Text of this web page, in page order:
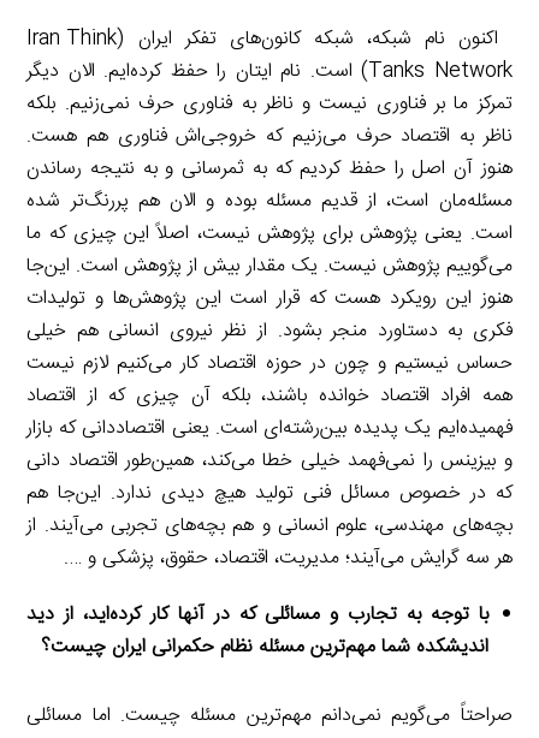
اکنون نام شبکه، شبکه کانون‌های تفکر ایران (Iran Think
Tanks Network) است. نام ایتان را حفظ کرده‌ایم. الان دیگر
تمرکز ما بر فناوری نیست و ناظر به فناوری حرف نمی‌زنیم. بلکه
ناظر به اقتصاد حرف می‌زنیم که خروجی‌اش فناوری هم هست.
هنوز آن اصل را حفظ کردیم که به ثمرسانی و به نتیجه رساندن
مسئله‌مان است، از قدیم مسئله بوده و الان هم پررنگ‌تر شده
است. یعنی پژوهش برای پژوهش نیست، اصلاً این چیزی که ما
می‌گوییم پژوهش نیست. یک مقدار بیش از پژوهش است. این‌جا
هنوز این رویکرد هست که قرار است این پژوهش‌ها و تولیدات
فکری به دستاورد منجر بشود. از نظر نیروی انسانی هم خیلی
حساس نیستیم و چون در حوزه اقتصاد کار می‌کنیم لازم نیست
همه افراد اقتصاد خوانده باشند، بلکه آن چیزی که از اقتصاد
فهمیده‌ایم یک پدیده بین‌رشته‌ای است. یعنی اقتصاددانی که بازار
و بیزینس را نمی‌فهمد خیلی خطا می‌کند، همین‌طور اقتصاد دانی
که در خصوص مسائل فنی تولید هیچ دیدی ندارد. این‌جا هم
بچه‌های مهندسی، علوم انسانی و هم بچه‌های تجربی می‌آیند. از
هر سه گرایش می‌آیند؛ مدیریت، اقتصاد، حقوق، پزشکی و ….
با توجه به تجارب و مسائلی که در آنها کار کرده‌اید، از دید
اندیشکده شما مهم‌ترین مسئله نظام حکمرانی ایران چیست؟
صراحتاً می‌گویم نمی‌دانم مهم‌ترین مسئله چیست. اما مسائلی